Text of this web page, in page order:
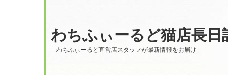
わちふぃーるど猫店長日
わちふぃーるど直営店スタッフが最新情報をお届け